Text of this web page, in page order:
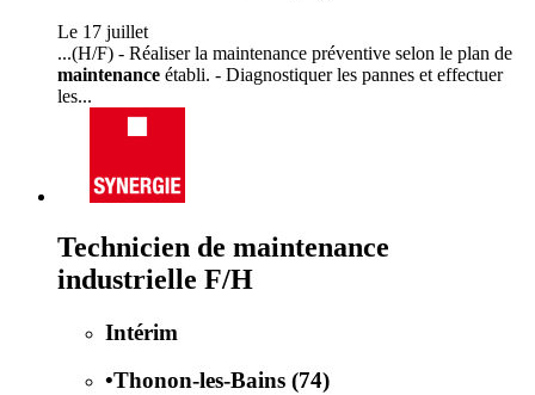
Le 17 juillet
...(H/F) - Réaliser la maintenance préventive selon le plan de
maintenance établi. - Diagnostiquer les pannes et effectuer
les...
Technicien de maintenance
industrielle F/H
Intérim
•Thonon-les-Bains (74)